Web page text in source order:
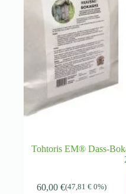
Tohtoris EM® Dass-
60,00 €(47,81 €0%)